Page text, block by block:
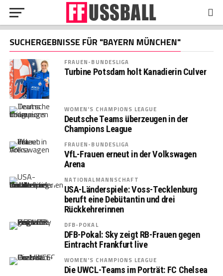
SUCHERGEBNISSE FÜR "BAYERN MÜNCHEN"
FRAUEN-BUNDESLIGA
Turbine Potsdam holt Kanadierin Culver
WOMEN'S CHAMPIONS LEAGUE
Deutsche Teams überzeugen in der
Champions League
FRAUEN-BUNDESLIGA
VfL-Frauen erneut in der Volkswagen
Arena
NATIONALMANNSCHAFT
USA-Länderspiele: Voss-Tecklenburg
beruft eine Debütantin und drei
Rückkehrerinnen
DFB-POKAL
DFB-Pokal: Sky zeigt RB-Frauen gegen
Eintracht Frankfurt live
WOMEN'S CHAMPIONS LEAGUE
Die UWCL-Teams im Porträt: FC Chelsea